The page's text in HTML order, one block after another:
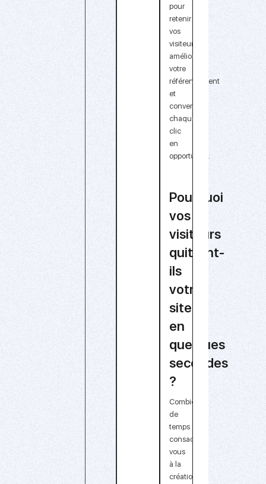
pour
retenir
vos
visiteurs,
améliorer
votre
référencement
et
convertir
chaque
clic
en
opportunité.
Pourquoi
vos
visiteurs
quittent-
ils
votre
site
en
quelques
secondes
?
Combien
de
temps
consacrez-
vous
à la
création